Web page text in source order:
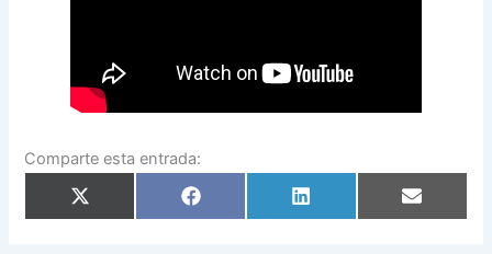
Comparte esta entrada:
Compartir
en
Compartir
en
Compartir
en
Compartir
en